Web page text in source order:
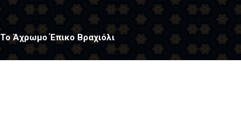
Το Άχρωμο Έπικο Βραχιόλι